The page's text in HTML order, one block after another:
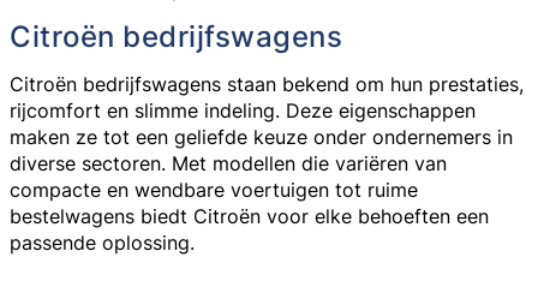
Citroën bedrijfswagens
Citroën bedrijfswagens staan bekend om hun prestaties,
rijcomfort en slimme indeling. Deze eigenschappen
maken ze tot een geliefde keuze onder ondernemers in
diverse sectoren. Met modellen die variëren van
compacte en wendbare voertuigen tot ruime
bestelwagens biedt Citroën voor elke behoeften een
passende oplossing.